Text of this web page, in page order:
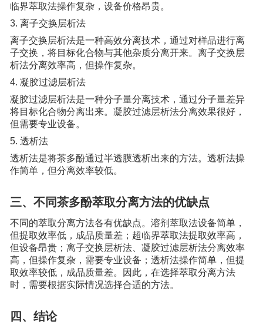
临界萃取法操作复杂，设备价格昂贵。
3. 离子交换层析法
离子交换层析法是一种高效分离技术，通过对样品进行离
子交换，将目标化合物与其他杂质分离开来。离子交换层
析法分离效率高，但操作复杂。
4. 凝胶过滤层析法
凝胶过滤层析法是一种分子量分离技术，通过分子量差异
将目标化合物分离出来。凝胶过滤层析法分离效果很好，
但需要专业设备。
5. 透析法
透析法是将茶多酚通过半透膜透析出来的方法。透析法操
作简单，但分离效率较低。
三、不同茶多酚萃取分离方法的优缺点
不同的萃取分离方法各有优缺点。溶剂萃取法设备简单，
但提取效率低，成品质量差；超临界萃取法提取效率高，
但设备昂贵；离子交换层析法、凝胶过滤层析法分离效率
高，但操作复杂，需要专业设备；透析法操作简单，但提
取效率较低，成品质量差。因此，在选择萃取分离方法
时，需要根据实际情况选择合适的方法。
四、结论